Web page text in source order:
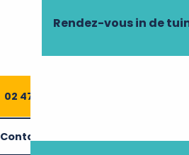
Rendez-vous in de
02 47 59 08
Contacteer ons